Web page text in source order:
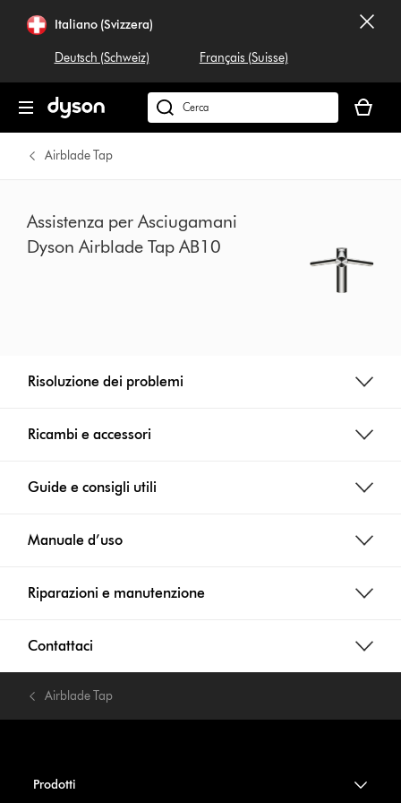
navigazioneItaliano (Svizzera)
Deutsch (Schweiz) Français (Suisse)
Cerca
su
carrello
è
Airblade Tap
Assistenza per Asciugamani
Dyson Airblade Tap AB10
Risoluzione dei problemi
Ricambi e accessori
Guide e consigli utili
Manuale d’uso
Riparazioni e manutenzione
Contattaci
Airblade Tap
Prodotti